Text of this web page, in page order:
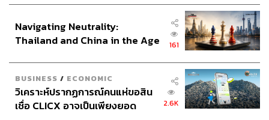
Navigating Neutrality:
Thailand and China in the Age
161
BUSINESS / ECONOMIC
วิเคราะห์ปรากฏการณ์คนแห่ขอสิน
เชื่อ CLICX อาจเป็นเพียงยอด
2.6K